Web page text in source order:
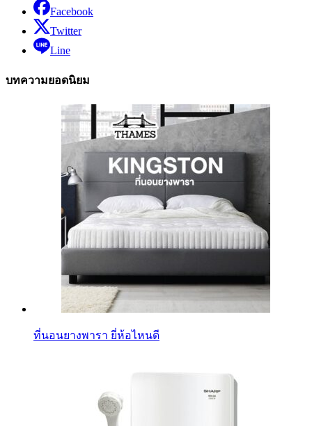
Facebook
Twitter
Line
บทความยอดนิยม
ที่นอนยางพารา ยี่ห้อไหนดี